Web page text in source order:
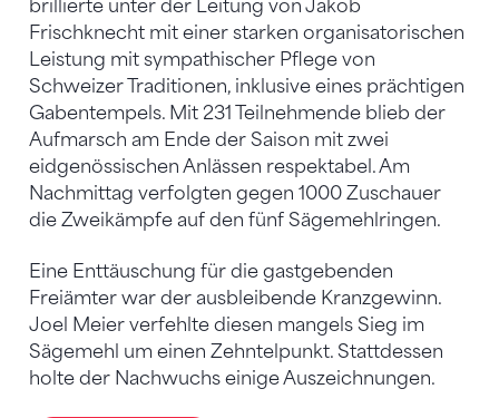
brillierte unter der Leitung von Jakob
Frischknecht mit einer starken organisatorischen
Leistung mit sympathischer Pflege von
Schweizer Traditionen, inklusive eines prächtigen
Gabentempels. Mit 231 Teilnehmende blieb der
Aufmarsch am Ende der Saison mit zwei
eidgenössischen Anlässen respektabel. Am
Nachmittag verfolgten gegen 1000 Zuschauer
die Zweikämpfe auf den fünf Sägemehlringen.
Eine Enttäuschung für die gastgebenden
Freiämter war der ausbleibende Kranzgewinn.
Joel Meier verfehlte diesen mangels Sieg im
Sägemehl um einen Zehntelpunkt. Stattdessen
holte der Nachwuchs einige Auszeichnungen.